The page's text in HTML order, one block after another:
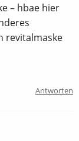
– hbae hier
revitalmaske
Antworten